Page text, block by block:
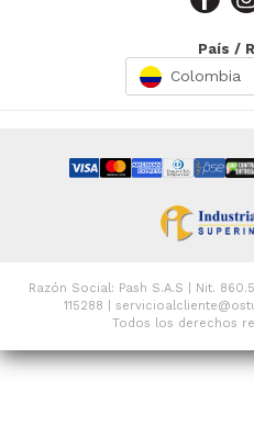
País /
Colombia
Razón Social: Pash S.A.S | Nit.
115288 |
Todos los derechos